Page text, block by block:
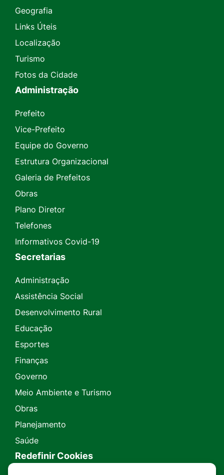
Geografia
Links Úteis
Localização
Turismo
Fotos da Cidade
Administração
Prefeito
Vice-Prefeito
Equipe do Governo
Estrutura Organizacional
Galeria de Prefeitos
Obras
Plano Diretor
Telefones
Informativos Covid-19
Secretarias
Administração
Assistência Social
Desenvolvimento Rural
Educação
Esportes
Finanças
Governo
Meio Ambiente e Turismo
Obras
Planejamento
Saúde
Redefinir Cookies